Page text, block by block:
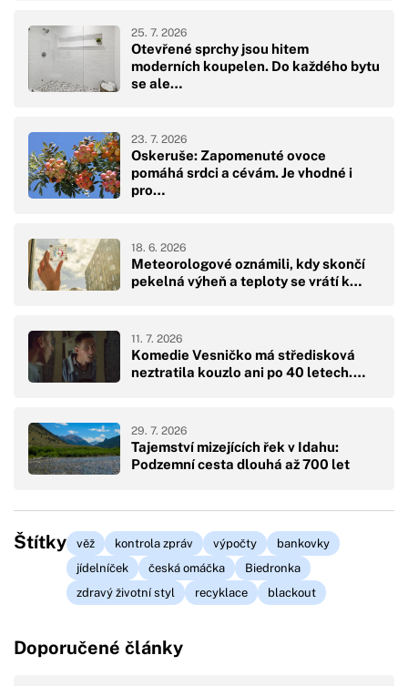
Otevřené sprchy jsou hitem
moderních koupelen. Do každého bytu
se ale…
25. 7. 2026
Oskeruše: Zapomenuté ovoce
pomáhá srdci a cévám. Je vhodné i
pro…
23. 7. 2026
Meteorologové oznámili, kdy skončí
pekelná výheň a teploty se vrátí k…
18. 6. 2026
Komedie Vesničko má středisková
neztratila kouzlo ani po 40 letech.…
11. 7. 2026
Tajemství mizejících řek v Idahu:
Podzemní cesta dlouhá až 700 let
29. 7. 2026
Štítky věž kontrola zpráv výpočty
bankovky
jídelníček
česká omáčka
Biedronka
zdravý životní styl
recyklace blackout
Doporučené články